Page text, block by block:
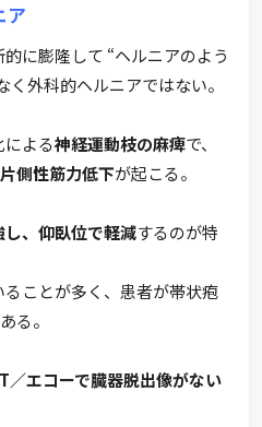
ア
に膨隆して “ヘルニアのよう
外科的ヘルニアではない。
よる神経運動枝の麻痺で、
片側性筋力低下が起こる。
、仰臥位で軽減するのが特
ことが多く、患者が帯状疱
る。
／エコーで臓器脱出像がない